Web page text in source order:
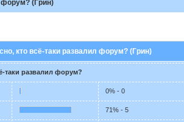
форум? (Грин)
кто всё-таки развалил форум? (Грин)
таки развалил форум?
0% - 0
71% - 5